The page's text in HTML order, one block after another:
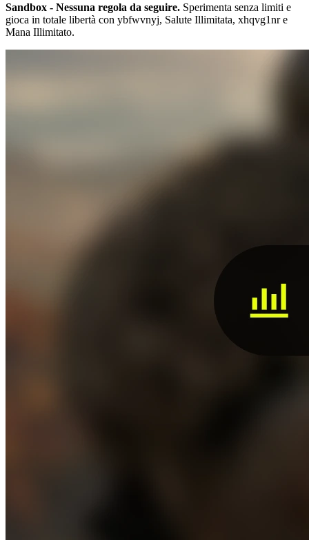
Sandbox - Nessuna regola da seguire. Sperimenta senza limiti e
gioca in totale libertà con ybfwvnyj, Salute Illimitata, xhqvg1nr e
Mana Illimitato.